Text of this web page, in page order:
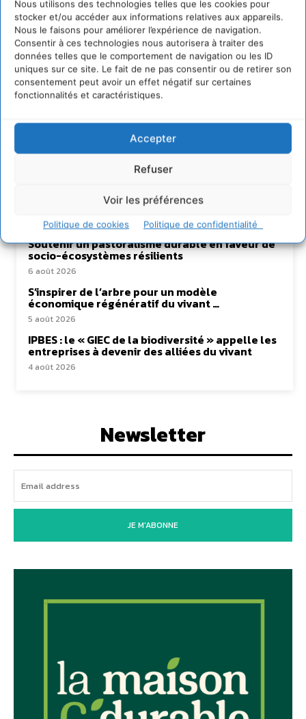
Nous utilisons des technologies telles que les cookies pour
stocker et/ou accéder aux informations relatives aux appareils.
Nous le faisons pour améliorer l’expérience de navigation.
Consentir à ces technologies nous autorisera à traiter des
données telles que le comportement de navigation ou les ID
uniques sur ce site. Le fait de ne pas consentir ou de retirer son
consentement peut avoir un effet négatif sur certaines
fonctionnalités et caractéristiques.
Accepter
Refuser
Voir les préférences
Politique de cookies Politique de confidentialité
Lire aussi
coopération avec un Commun
d’Accompagnement des Transitions
7 août 2026
Soutenir un pastoralisme durable en faveur de
socio-écosystèmes résilients
6 août 2026
S’inspirer de l’arbre pour un modèle
économique régénératif du vivant …
5 août 2026
IPBES : le « GIEC de la biodiversité » appelle les
entreprises à devenir des alliées du vivant
4 août 2026
Newsletter
JE M'ABONNE